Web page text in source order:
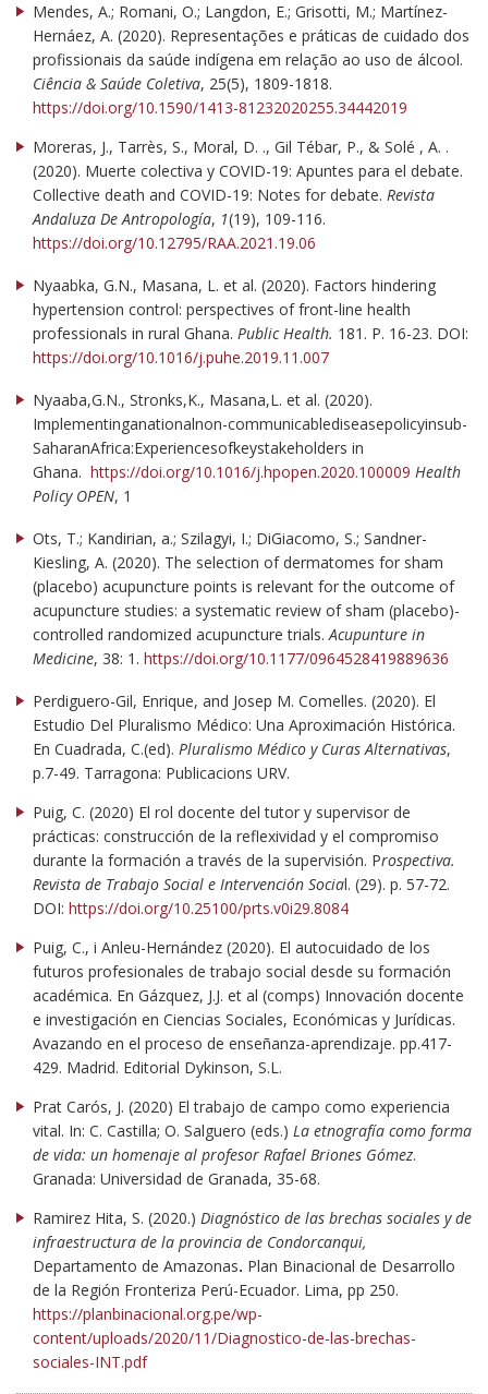
Mendes, A.; Romani, O.; Langdon, E.; Grisotti, M.; Martínez-
Hernáez, A. (2020). Representações e práticas de cuidado dos
profissionais da saúde indígena em relação ao uso de álcool.
Ciência & Saúde Coletiva, 25(5), 1809-1818.
https://doi.org/10.1590/1413-81232020255.34442019
Moreras, J., Tarrès, S., Moral, D. ., Gil Tébar, P., & Solé , A. .
(2020). Muerte colectiva y COVID-19: Apuntes para el debate.
Collective death and COVID-19: Notes for debate. Revista
Andaluza De Antropología, 1(19), 109-116.
https://doi.org/10.12795/RAA.2021.19.06
Nyaabka, G.N., Masana, L. et al. (2020). Factors hindering
hypertension control: perspectives of front-line health
professionals in rural Ghana. Public Health. 181. P. 16-23. DOI:
https://doi.org/10.1016/j.puhe.2019.11.007
Nyaaba,G.N., Stronks,K., Masana,L. et al. (2020).
Implementinganationalnon-communicablediseasepolicyinsub-
SaharanAfrica:Experiencesofkeystakeholders in
Ghana. https://doi.org/10.1016/j.hpopen.2020.100009 Health
Policy OPEN, 1
Ots, T.; Kandirian, a.; Szilagyi, I.; DiGiacomo, S.; Sandner-
Kiesling, A. (2020). The selection of dermatomes for sham
(placebo) acupuncture points is relevant for the outcome of
acupuncture studies: a systematic review of sham (placebo)-
controlled randomized acupuncture trials.Acupunture in
Medicine, 38: 1. https://doi.org/10.1177/0964528419889636
Perdiguero-Gil, Enrique, and Josep M. Comelles. (2020). El
Estudio Del Pluralismo Médico: Una Aproximación Histórica.
En Cuadrada, C.(ed). Pluralismo Médico y Curas Alternativas,
p.7-49. Tarragona: Publicacions URV.
Puig, C. (2020) El rol docente del tutor y supervisor de
prácticas: construcción de la reflexividad y el compromiso
durante la formación a través de la supervisión. Prospectiva.
Revista de Trabajo Social e Intervención Social. (29). p. 57-72.
DOI: https://doi.org/10.25100/prts.v0i29.8084
Puig, C., i Anleu-Hernández (2020). El autocuidado de los
futuros profesionales de trabajo social desde su formación
académica. En Gázquez, J.J. et al (comps) Innovación docente
e investigación en Ciencias Sociales, Económicas y Jurídicas.
Avazando en el proceso de enseñanza-aprendizaje. pp.417-
429. Madrid. Editorial Dykinson, S.L.
Prat Carós, J. (2020) El trabajo de campo como experiencia
vital. In: C. Castilla; O. Salguero (eds.) La etnografía como forma
de vida: un homenaje al profesor Rafael Briones Gómez.
Granada: Universidad de Granada, 35-68.
Ramirez Hita, S. (2020.) Diagnóstico de las brechas sociales y de
infraestructura de la provincia de Condorcanqui,
Departamento de Amazonas. Plan Binacional de Desarrollo
de la Región Fronteriza Perú-Ecuador. Lima, pp 250.
https://planbinacional.org.pe/wp-
content/uploads/2020/11/Diagnostico-de-las-brechas-
sociales-INT.pdf